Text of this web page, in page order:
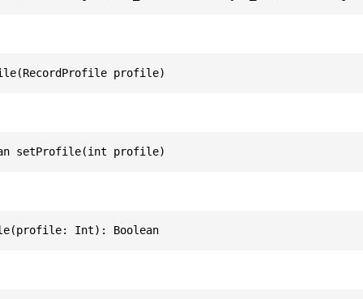
profile)
setProfile(int profile)
Int): Boolean